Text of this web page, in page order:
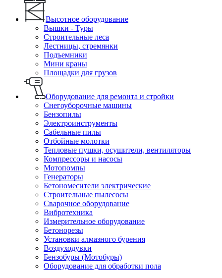
Высотное оборудование
Вышки - Туры
Строительные леса
Лестницы, стремянки
Подъемники
Мини краны
Площадки для грузов
Оборудование для ремонта и стройки
Снегоуборочные машины
Бензопилы
Электроинструменты
Сабельные пилы
Отбойные молотки
Тепловые пушки, осушители, вентиляторы
Компрессоры и насосы
Мотопомпы
Генераторы
Бетономесители электрические
Строительные пылесосы
Сварочное оборудование
Вибротехника
Измерительное оборудование
Бетонорезы
Установки алмазного бурения
Воздуходувки
Бензобуры (Мотобуры)
Оборудование для обработки пола